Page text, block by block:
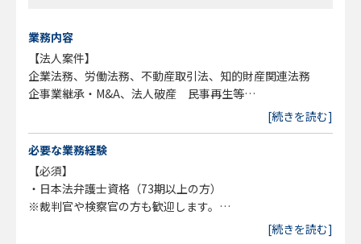
業務内容
【法人案件】
企業法務、労働法務、不動産取引法、知的財産関連法務
​企事業継承・M&A、法人破産 民事再生等
離婚、自己破産、債務整理、相続、交通事故、刑事事件
[続きを読む]
必要な業務経験
【必須】
・日本法弁護士資格（73期以上の方）
※裁判官や検察官の方も歓迎します。
[続きを読む]